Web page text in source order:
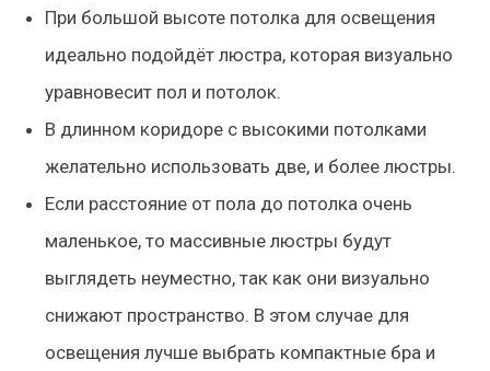
При большой высоте потолка для освещения
идеально подойдёт люстра, которая визуально
уравновесит пол и потолок.
В длинном коридоре с высокими потолками
желательно использовать две, и более люстры.
Если расстояние от пола до потолка очень
маленькое, то массивные люстры будут
выглядеть неуместно, так как они визуально
снижают пространство. В этом случае для
освещения лучше выбрать компактные бра и